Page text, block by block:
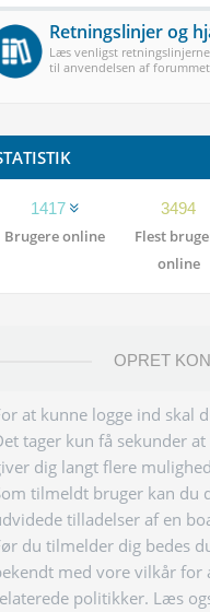
Retningslinjer og
Læs venligst
til anvendelsen af
1417
Brugere online
3494
Flest
online
OPRET
at kunne logge ind skal
tager kun få sekunder
dig langt flere
tilmeldt bruger kan du
tilladelser af en
du tilmelder dig bedes
med vore vilkår for
politikker. Læs